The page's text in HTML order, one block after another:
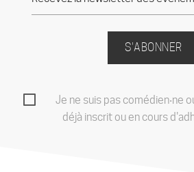
S'ABONNER
Je ne suis pas comédien‧ne
déjà inscrit ou en cours